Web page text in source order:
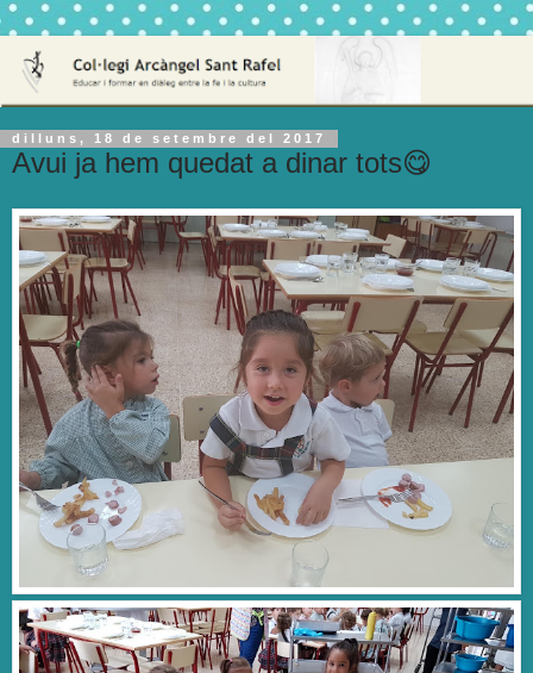
dilluns, 18 de setembre del 2017
Avui ja hem quedat a dinar tots😋